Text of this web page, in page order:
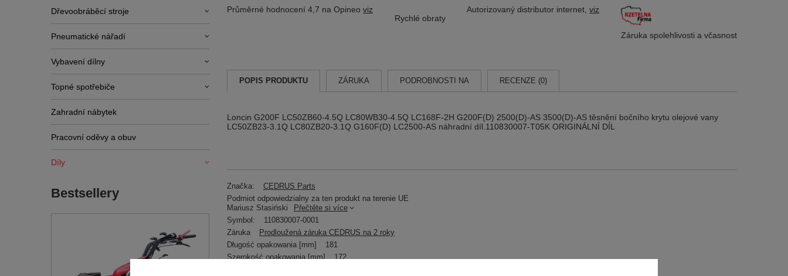
Dřevoobráběcí stroje
Pneumatické nářadí
Vybavení dílny
Topné spotřebiče
Zahradní nábytek
Pracovní oděvy a obuv
Díly
Bestsellery
Průměrné hodnocení 4,7 na Opineo viz
Rychlé obraty
Autorizovaný distributor internet,viz
Záruka spolehlivosti a včasnost
POPIS PRODUKTU ZÁRUKA PODROBNOSTI NA RECENZE (0)
Loncin G200F LC50ZB60-4.5Q LC80WB30-4.5Q LC168F-2H G200F(D) 2500(D)-AS 3500(D)-AS těsnění bočního krytu olejové vany
LC50ZB23-3.1Q LC80ZB20-3.1Q G160F(D) LC2500-AS náhradní díl.110830007-T05K ORIGINÁLNÍ DÍL
Značka:
CEDRUS Parts
Podmiot odpowiedzialny za ten produkt na terenie UE
Mariusz Stasiński
Přečtěte si více
Symbol:
110830007-0001
Záruka
Prodloužená záruka CEDRUS na 2 roky
Długość opakowania [mm]
181
Szerokość opakowania [mm]
172